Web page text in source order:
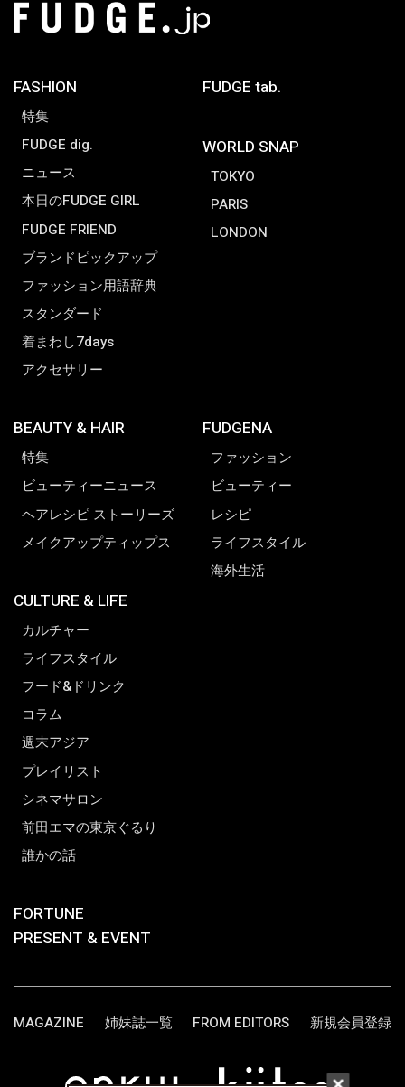
FASHION
特集
FUDGE dig.
ニュース
本日のFUDGE GIRL
FUDGE FRIEND
ブランドピックアップ
ファッション用語辞典
スタンダード
着まわし7days
アクセサリー
FUDGE tab.
WORLD SNAP
TOKYO
PARIS
LONDON
BEAUTY & HAIR
特集
ビューティーニュース
ヘアレシピ ストーリーズ
メイクアップティップス
CULTURE & LIFE
カルチャー
ライフスタイル
フード&ドリンク
コラム
週末アジア
プレイリスト
シネマサロン
前田エマの東京ぐるり
誰かの話
FUDGENA
ファッション
ビューティー
レシピ
ライフスタイル
海外生活
FORTUNE
PRESENT & EVENT
MAGAZINE 姉妹誌一覧 FROM EDITORS 新規会員登録